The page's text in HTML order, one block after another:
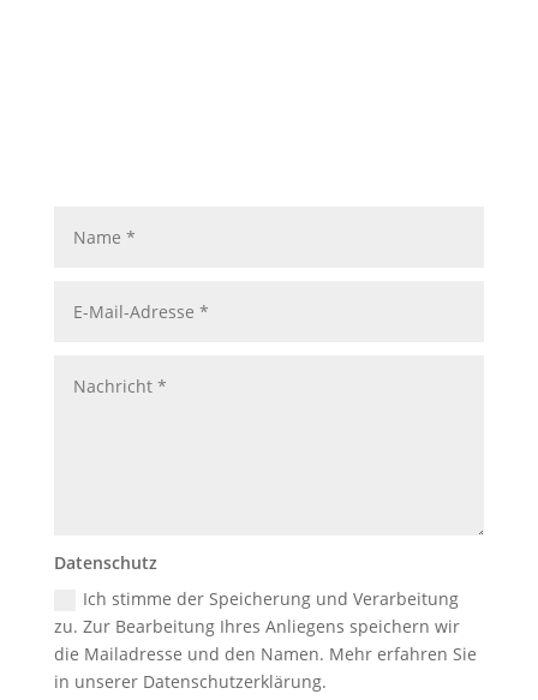
Datenschutz
Ich stimme der Speicherung und Verarbeitung
zu. Zur Bearbeitung Ihres Anliegens speichern wir
die Mailadresse und den Namen. Mehr erfahren Sie
in unserer Datenschutzerklärung.